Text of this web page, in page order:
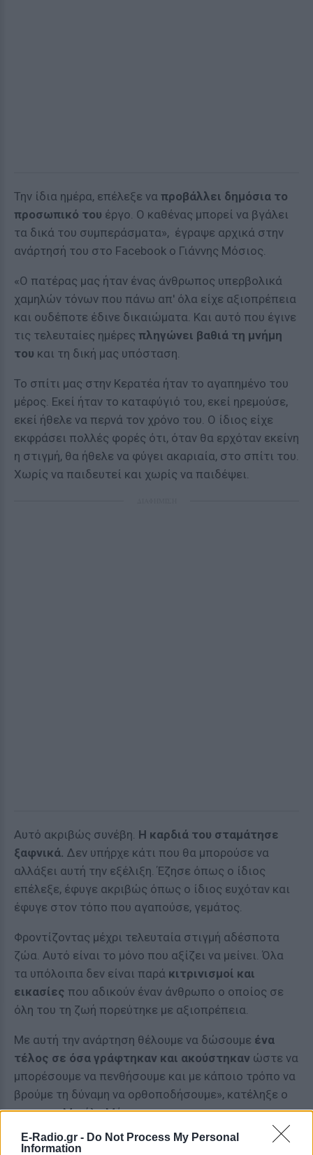
E-Radio.gr - Do Not Process My Personal
Information
Την ίδια ημέρα, επέλεξε να προβάλλει δημόσια το
προσωπικό του έργο. Ο καθένας μπορεί να βγάλει
τα δικά του συμπεράσματα», έγραψε αρχικά στην
ανάρτησή του στο Facebook ο Γιάννης Μόσιος.
«Ο πατέρας μας ήταν ένας άνθρωπος υπερβολικά
χαμηλών τόνων που πάνω απ' όλα είχε αξιοπρέπεια
και ουδέποτε έδινε δικαιώματα. Και αυτό που έγινε
τις τελευταίες ημέρες πληγώνει βαθιά τη μνήμη
του και τη δική μας υπόσταση.
Το σπίτι μας στην Κερατέα ήταν το αγαπημένο του
μέρος. Εκεί ήταν το καταφύγιό του, εκεί ηρεμούσε,
εκεί ήθελε να περνά τον χρόνο του. Ο ίδιος είχε
εκφράσει πολλές φορές ότι, όταν θα ερχόταν εκείνη
η στιγμή, θα ήθελε να φύγει ακαριαία, στο σπίτι του.
Χωρίς να παιδευτεί και χωρίς να παιδέψει.
Αυτό ακριβώς συνέβη. Η καρδιά του σταμάτησε
ξαφνικά. Δεν υπήρχε κάτι που θα μπορούσε να
αλλάξει αυτή την εξέλιξη. Έζησε όπως ο ίδιος
επέλεξε, έφυγε ακριβώς όπως ο ίδιος ευχόταν και
έφυγε στον τόπο που αγαπούσε, γεμάτος.
Φροντίζοντας μέχρι τελευταία στιγμή αδέσποτα
ζώα. Αυτό είναι το μόνο που αξίζει να μείνει. Όλα
τα υπόλοιπα δεν είναι παρά κιτρινισμοί και
εικασίες που αδικούν έναν άνθρωπο ο οποίος σε
όλη του τη ζωή πορεύτηκε με αξιοπρέπεια.
Με αυτή την ανάρτηση θέλουμε να δώσουμε ένα
τέλος σε όσα γράφτηκαν και ακούστηκαν ώστε να
μπορέσουμε να πενθήσουμε και με κάποιο τρόπο να
βρούμε τη δύναμη να ορθοποδήσουμε», κατέληξε ο
γιος του Μιχάλη Μόσιου.